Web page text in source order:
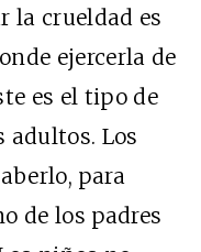
la crueldad es
ejercerla de
es el tipo de
adultos. Los
para
de los padres